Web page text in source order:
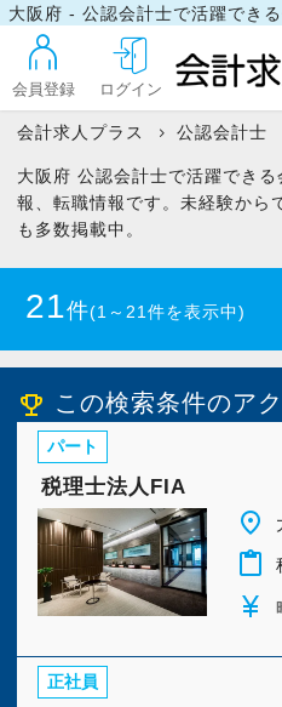
会員登録 ログイン
ログ
マイ
今すぐ
会計求人プラス 公認会計士
大阪府 公認会計士で活躍でき
報、転職情報です。未経験から
も多数掲載中。
21件(1～21件を表示中)
emoji_events この検索条件のア
パート
税理士法人FIA
place
content_paste
currency_yen
正社員